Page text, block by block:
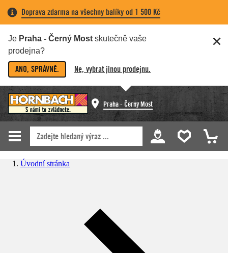
Doprava zdarma na všechny balíky od 1 500 Kč
Je Praha - Černý Most skutečně vaše
prodejna?
ANO, SPRÁVNĚ. Ne, vybrat jinou prodejnu.
Praha - Černý Most
Úvodní stránka